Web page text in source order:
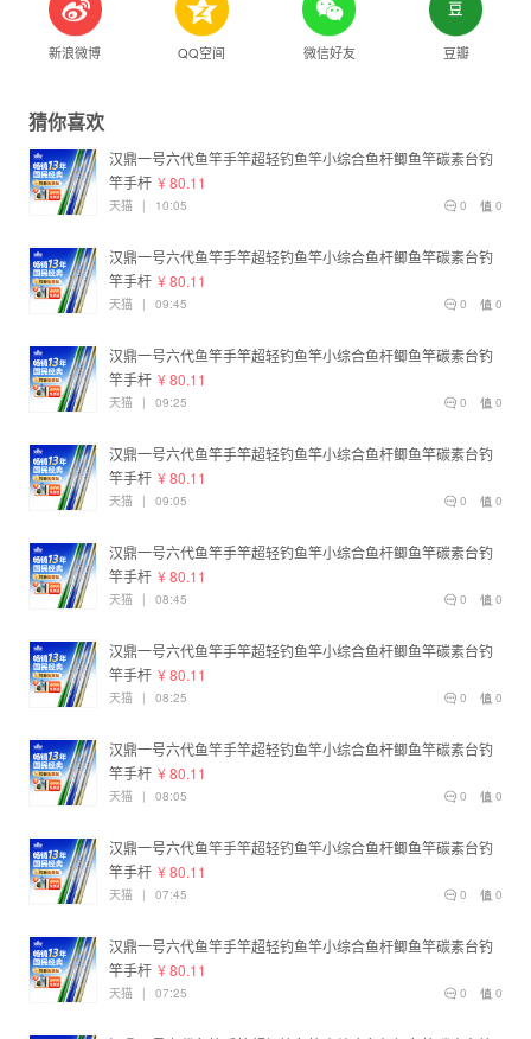
新浪微博 QQ空间 微信好友 豆瓣
猜你喜欢
汉鼎一号六代鱼竿手竿超轻钓鱼竿小综合鱼杆鲫鱼竿碳素台钓
竿手杆 ¥ 80.11
0
0
天猫 | 10:05
汉鼎一号六代鱼竿手竿超轻钓鱼竿小综合鱼杆鲫鱼竿碳素台钓
竿手杆 ¥ 80.11
0
0
天猫 | 09:45
汉鼎一号六代鱼竿手竿超轻钓鱼竿小综合鱼杆鲫鱼竿碳素台钓
竿手杆 ¥ 80.11
0
0
天猫 | 09:25
汉鼎一号六代鱼竿手竿超轻钓鱼竿小综合鱼杆鲫鱼竿碳素台钓
竿手杆 ¥ 80.11
0
0
天猫 | 09:05
汉鼎一号六代鱼竿手竿超轻钓鱼竿小综合鱼杆鲫鱼竿碳素台钓
竿手杆 ¥ 80.11
0
0
天猫 | 08:45
汉鼎一号六代鱼竿手竿超轻钓鱼竿小综合鱼杆鲫鱼竿碳素台钓
竿手杆 ¥ 80.11
0
0
天猫 | 08:25
汉鼎一号六代鱼竿手竿超轻钓鱼竿小综合鱼杆鲫鱼竿碳素台钓
竿手杆 ¥ 80.11
0
0
天猫 | 08:05
汉鼎一号六代鱼竿手竿超轻钓鱼竿小综合鱼杆鲫鱼竿碳素台钓
竿手杆 ¥ 80.11
0
0
天猫 | 07:45
汉鼎一号六代鱼竿手竿超轻钓鱼竿小综合鱼杆鲫鱼竿碳素台钓
竿手杆 ¥ 80.11
0
0
天猫 | 07:25